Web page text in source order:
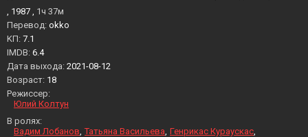
, 1987 , 1ч 37м
Перевод: okko
KП: 7.1
IMDB: 6.4
Дата выхода: 2021-08-12
Возраст: 18
Режиссер:
Юлий Колтун
В ролях:
Вадим Лобанов Татьяна Васильева Генрикас Кураускас